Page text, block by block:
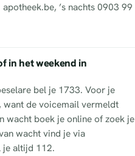
’s nachts 0903 99
in het weekend in
bel je 1733. Voor je
want de voicemail vermeldt
wacht boek je online of zoek je
wacht vind je via
je altijd 112.